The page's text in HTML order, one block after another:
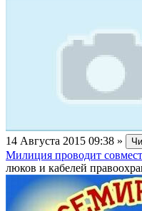
14 Августа 2015 09:38 »
Милиция проводит
люков и кабелей